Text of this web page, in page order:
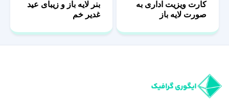
کارت ویزیت اداری به
صورت لایه باز
بنر لایه باز و زیبای عید
غدیر خم